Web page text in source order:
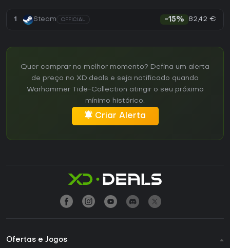
1 Steam OFFICIAL -15% 82,42 €
Quer comprar no melhor momento? Defina um alerta
de preço no XD.deals e seja notificado quando
Warhammer Tide-Collection atingir o seu próximo
mínimo histórico.
Criar Alerta
Ofertas e Jogos